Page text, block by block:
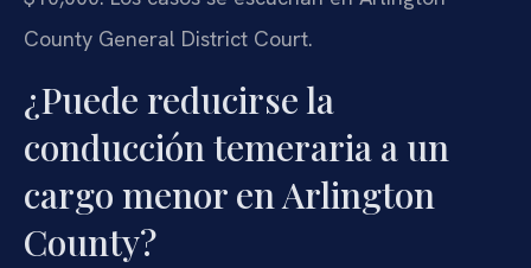
County General District Court.
¿Puede reducirse la
conducción temeraria a un
cargo menor en Arlington
County?